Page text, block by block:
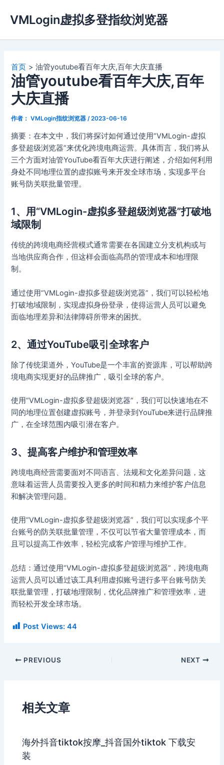
容
VMLogin虚拟多登指纹浏览器
首页 油管youtube看百年大庆,百年大庆直播
油管youtube看百年大庆,百年
大庆直播
作者： VMLogin指纹浏览器 /2023-06-16
摘要：在本文中，我们将探讨如何通过使用“VMLogin-虚拟
多登超级浏览器”来优化跨境电商运营。具体而言，我们将从
三个方面对油管YouTube看百年大庆进行阐述，介绍如何利用
身处不同地理位置的虚拟账号来开发全球市场，实现多平台
账号防关联批量管理。
1、用“VMLogin-虚拟多登超级浏览器”打破地
域限制
传统的跨境电商经营模式通常需要在各国建立分支机构或与
当地供应商合作，但这样会面临高昂的管理成本和地理限
制。
通过使用“VMLogin-虚拟多登超级浏览器”，我们可以轻松地
打破地域限制，实现虚拟身份登录，使得运营人员可以避免
面临地理差异和法律障碍所带来的困扰。
2、通过YouTube吸引全球客户
除了传统渠道外，YouTube是一个丰富的资源库，可以帮助跨
境电商实现更好的品牌推广，吸引全球的客户。
使用“VMLogin-虚拟多登超级浏览器”，我们可以快速地在不
同的地理位置创建虚拟账号，并登录到YouTube来进行品牌推
广，在全球范围内吸引潜在客户。
3、提高客户维护和管理效率
跨境电商经营需要面对不同语言、法规和文化差异问题，这
意味着运营人员需要投入更多的时间和精力来维护客户信息
和解决管理问题。
使用“VMLogin-虚拟多登超级浏览器”，我们可以实现多个平
台账号的防关联批量管理，不仅可以节省大量管理成本，而
且可以提高工作效率，轻松完成客户管理与维护工作。
总结：通过使用“VMLogin-虚拟多登超级浏览器”，跨境电商
运营人员可以通过该工具利用虚拟账号进行多平台账号防关
联批量管理，打破地理限制，优化品牌推广和管理效率，进
而轻松开发全球市场。
Post Views: 44
PREVIOUS NEXT
相关文章
海外抖音tiktok按摩_抖音国外tiktok 下载安
装